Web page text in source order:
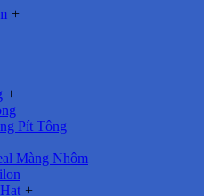
+
+
Pít Tông
Màng Nhôm
+